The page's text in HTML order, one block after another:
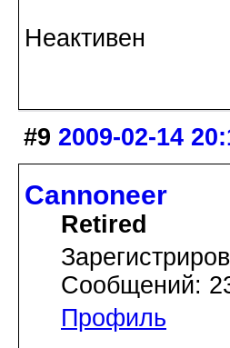
Неактивен
#9 2009-02-14
Cannoneer
Retired
Сообщений:
Профиль